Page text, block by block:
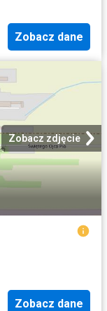
Zobacz dane
Zobacz zdjęcie
Zobacz dane